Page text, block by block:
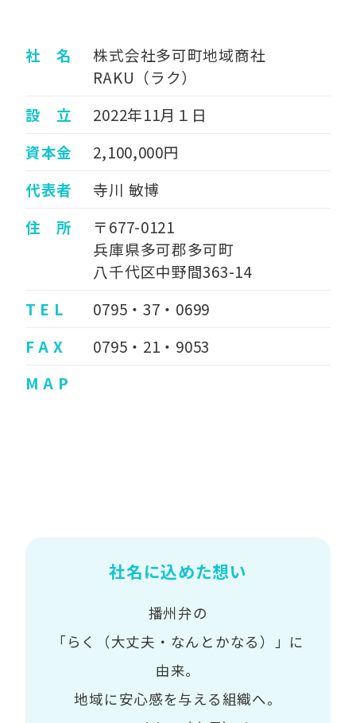
社 名
株式会社多可町地域商社
RAKU（ラク）
設 立
2022年11月１日
資本金
2,100,000円
代表者
寺川 敏博
住 所
〒677-0121
兵庫県多可郡多可町
八千代区中野間363-14
T E L
0795・37・0699
F A X
0795・21・9053
M A P
社名に込めた想い
播州弁の
「らく（大丈夫・なんとかなる）」に
由来。
地域に安心感を与える組織へ。